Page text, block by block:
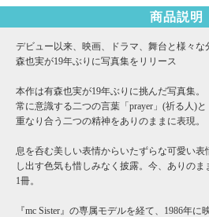
商品説明
デビュー以来、映画、ドラマ、舞台と様々
森也実が19年ぶりに写真集をリリース
本作は有森也実が19年ぶりに挑んだ写真集。
常に意識する二つの言葉「prayer」(祈る人)と
重なり合う二つの精神をありのままに表現。
息を呑む美しい表情からいたずらな可愛い
し出す色気も惜しみなく披露。今、ありの
1冊。
『mc Sister』の専属モデルを経て、1986年